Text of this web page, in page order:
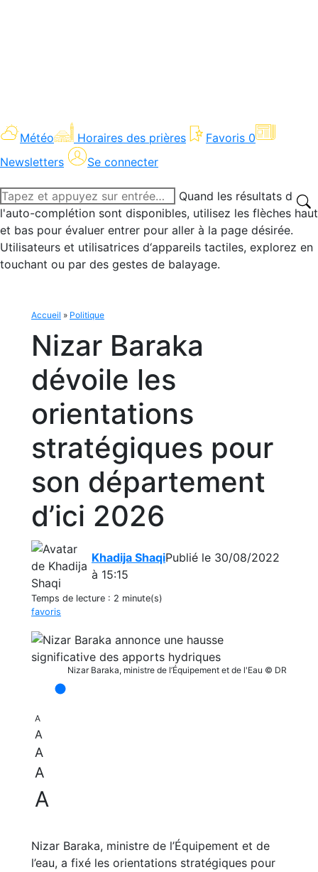
Météo Horaires des prières Favoris 0
Newsletters
Se connecter
Recherche
:
Quand les résultats de
l'auto-complétion sont disponibles, utilisez les flèches haut
et bas pour évaluer entrer pour aller à la page désirée.
Utilisateurs et utilisatrices d‘appareils tactiles, explorez en
touchant ou par des gestes de balayage.
Accueil » Politique
Nizar Baraka
dévoile les
orientations
stratégiques pour
son département
d’ici 2026
Khadija ShaqiPublié le 30/08/2022
à 15:15
Temps de lecture : 2 minute(s)
favoris
Nizar Baraka, ministre de l’Équipement et de l'Eau © DR
A
A
A
A
A
Nizar Baraka, ministre de l’Équipement et de
l’eau, a fixé les orientations stratégiques pour